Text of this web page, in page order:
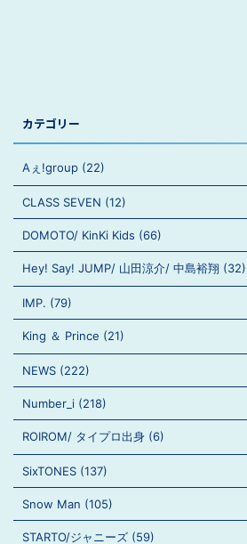
カテゴリー
Aぇ!group (22)
CLASS SEVEN (12)
DOMOTO/ KinKi Kids (66)
Hey! Say! JUMP/ 山田涼介/ 中島裕翔 (32)
IMP. (79)
King ＆ Prince (21)
NEWS (222)
Number_i (218)
ROIROM/ タイプロ出身 (6)
SixTONES (137)
Snow Man (105)
STARTO/ジャニーズ (59)